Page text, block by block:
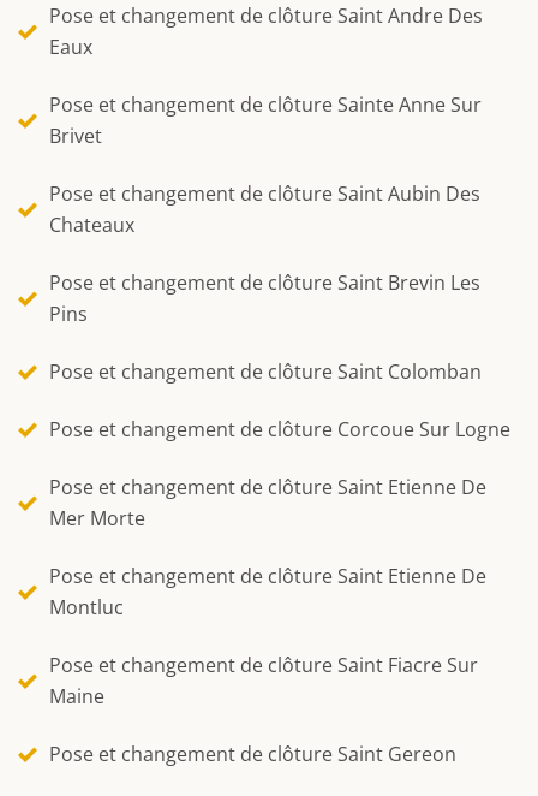
Pose et changement de clôture Saint Andre Des
Eaux
Pose et changement de clôture Sainte Anne Sur
Brivet
Pose et changement de clôture Saint Aubin Des
Chateaux
Pose et changement de clôture Saint Brevin Les
Pins
Pose et changement de clôture Saint Colomban
Pose et changement de clôture Corcoue Sur Logne
Pose et changement de clôture Saint Etienne De
Mer Morte
Pose et changement de clôture Saint Etienne De
Montluc
Pose et changement de clôture Saint Fiacre Sur
Maine
Pose et changement de clôture Saint Gereon